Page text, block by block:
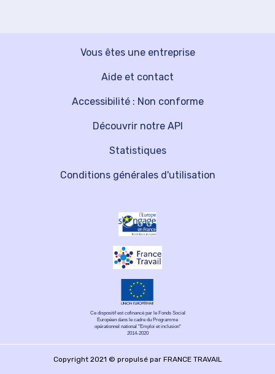
Vous êtes une entreprise
Découvrir notre API
Aide et contact
Statistiques
Accessibilité : Non conforme
Conditions générales d'utilisation
Ce dispositif est cofinancé par le Fonds Social
Européen dans le cadre du Programme
opérationnel national "Emploi et inclusion"
2014-2020
Copyright 2021 © propulsé par FRANCE TRAVAIL